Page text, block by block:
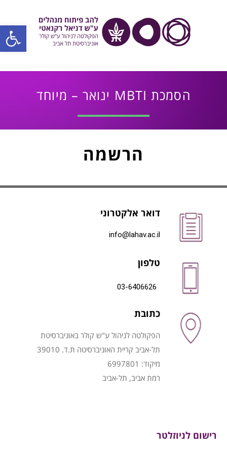
פתח
הסמכת MBTI ינואר – מיוחד
הרשמה
דואר אלקטרוני
info@lahav.ac.il
טלפון
03-6406626
כתובת
הפקולטה לניהול ע"ש קולר באוניברסיטת
תל-אביב קריית האוניברסיטה ת.ד. 39010
מיקוד: 6997801
רמת אביב, תל-אביב
רישום לניוזלטר